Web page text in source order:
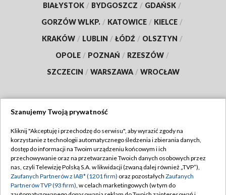
BIAŁYSTOK / BYDGOSZCZ / GDAŃSK /
GORZÓW WLKP. / KATOWICE / KIELCE /
KRAKÓW / LUBLIN / ŁÓDŹ / OLSZTYN /
OPOLE / POZNAŃ / RZESZÓW /
SZCZECIN / WARSZAWA / WROCŁAW
TVP
Abonament TVP
Emisja w TVP
Centrum informacji TVP
Regulamin TVP
Polityka prywatności
Szanujemy Twoją prywatność
Kliknij "Akceptuję i przechodzę do serwisu", aby wyrazić zgody na
korzystanie z technologii automatycznego śledzenia i zbierania danych,
dostęp do informacji na Twoim urządzeniu końcowym i ich
przechowywanie oraz na przetwarzanie Twoich danych osobowych przez
nas, czyli Telewizję Polską S.A. w likwidacji (zwaną dalej również „TVP”),
Zaufanych Partnerów z IAB* (1201 firm) oraz pozostałych Zaufanych
Partnerów TVP (93 firm), w celach marketingowych (w tym do